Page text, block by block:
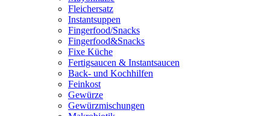
Fleichersatz
Instantsuppen
Fingerfood/Snacks
Fingerfood&Snacks
Fixe Küche
Fertigsaucen & Instantsaucen
Back- und Kochhilfen
Feinkost
Gewürze
Gewürzmischungen